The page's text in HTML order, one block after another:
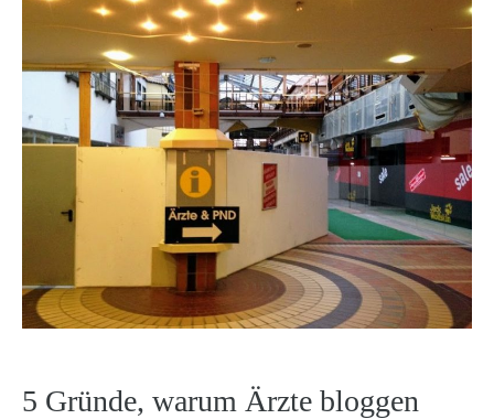
5 Gründe, warum Ärzte bloggen